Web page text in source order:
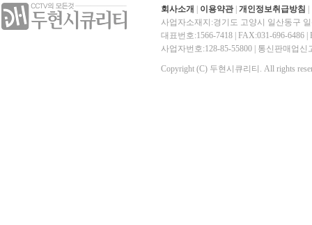
회사소개 이용약관| 개인정보취급방침
사업자소재지:경기도 고양시 일산동구
대표번호:1566-7418 | FAX:031-696-6486 |
사업자번호:128-85-55800 | 통신판매업
Copyright (C) 두현시큐리티. All rights